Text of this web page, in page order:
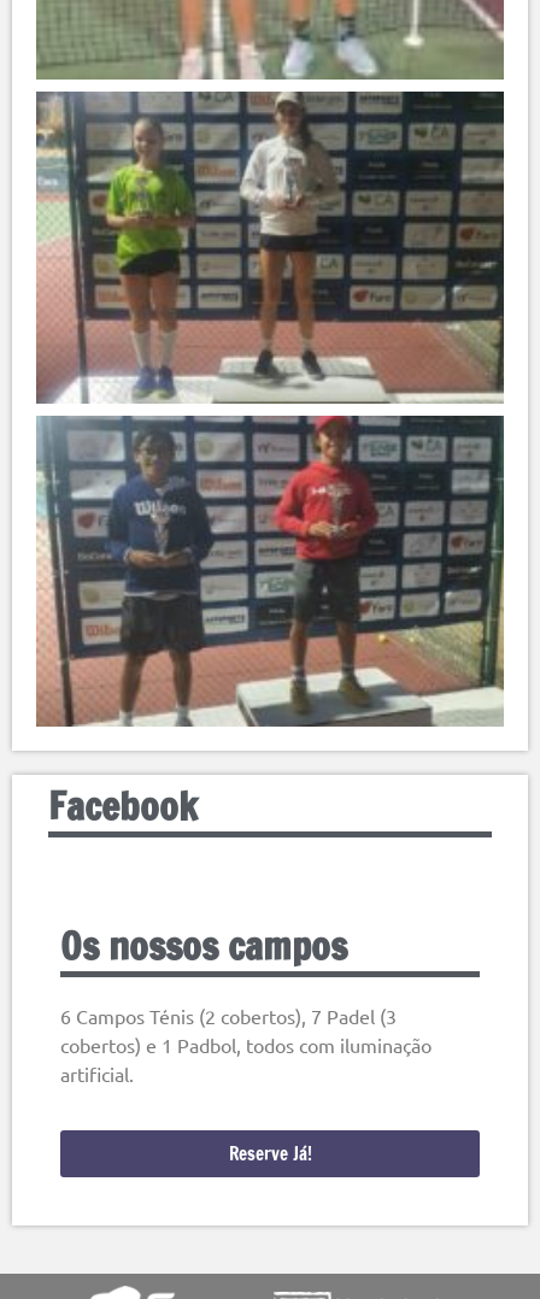
Facebook
Os nossos campos
6 Campos Ténis (2 cobertos), 7 Padel (3
cobertos) e 1 Padbol, todos com iluminação
artificial.
Reserve Já!